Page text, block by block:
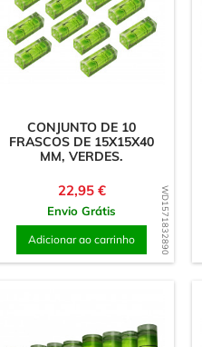
WD1571832890
CONJUNTO DE 10
FRASCOS DE 15X15X40
MM, VERDES.
Preço
22,95 €
Envio Grátis
Adicionar ao carrinho